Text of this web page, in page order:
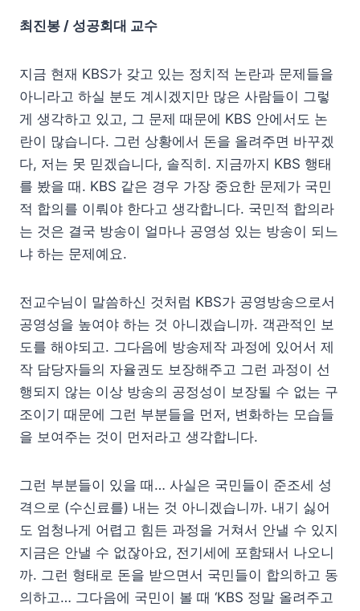
최진봉 / 성공회대 교수
지금 현재 KBS가 갖고 있는 정치적 논란과 문제들을
아니라고 하실 분도 계시겠지만 많은 사람들이 그렇
게 생각하고 있고, 그 문제 때문에 KBS 안에서도 논
란이 많습니다. 그런 상황에서 돈을 올려주면 바꾸겠
다, 저는 못 믿겠습니다, 솔직히. 지금까지 KBS 행태
를 봤을 때. KBS 같은 경우 가장 중요한 문제가 국민
적 합의를 이뤄야 한다고 생각합니다. 국민적 합의라
는 것은 결국 방송이 얼마나 공영성 있는 방송이 되느
냐 하는 문제예요.
전교수님이 말씀하신 것처럼 KBS가 공영방송으로서
공영성을 높여야 하는 것 아니겠습니까. 객관적인 보
도를 해야되고. 그다음에 방송제작 과정에 있어서 제
작 담당자들의 자율권도 보장해주고 그런 과정이 선
행되지 않는 이상 방송의 공정성이 보장될 수 없는 구
조이기 때문에 그런 부분들을 먼저, 변화하는 모습들
을 보여주는 것이 먼저라고 생각합니다.
그런 부분들이 있을 때… 사실은 국민들이 준조세 성
격으로 (수신료를) 내는 것 아니겠습니까. 내기 싫어
도 엄청나게 어렵고 힘든 과정을 거쳐서 안낼 수 있지
지금은 안낼 수 없잖아요, 전기세에 포함돼서 나오니
까. 그런 형태로 돈을 받으면서 국민들이 합의하고 동
의하고… 그다음에 국민이 볼 때 ‘KBS 정말 올려주고